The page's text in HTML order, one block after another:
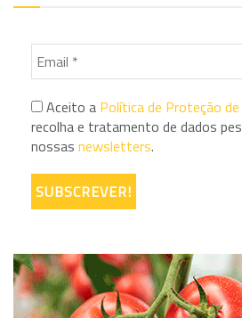
Aceito a Política de Proteção
recolha e tratamento de dados
nossas newsletters.